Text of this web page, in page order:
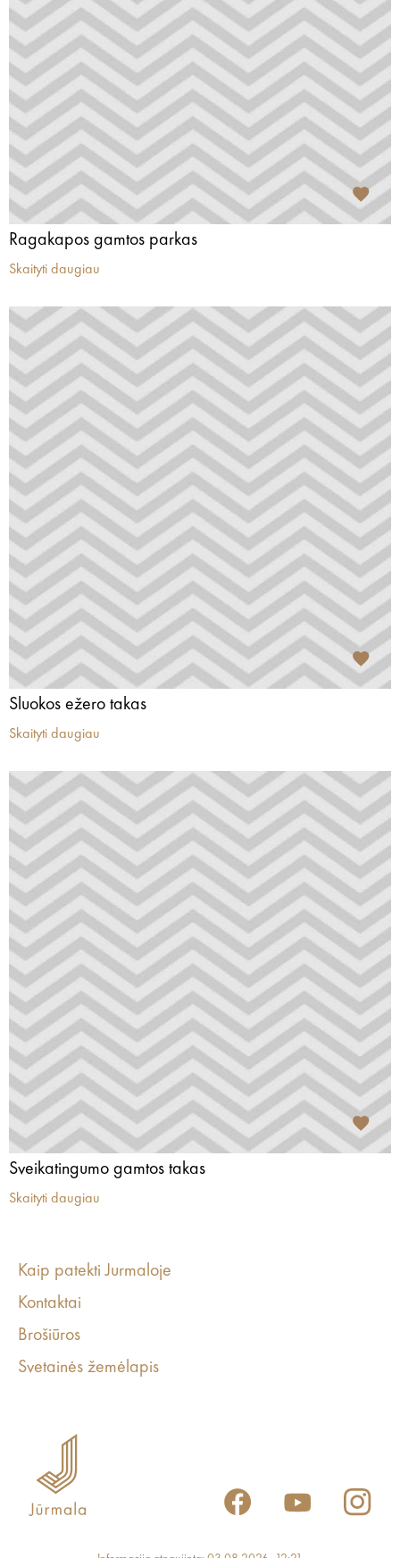
Ragakapos gamtos parkas
Skaityti daugiau
Sluokos ežero takas
Skaityti daugiau
Sveikatingumo gamtos takas
Skaityti daugiau
Kaip patekti Jurmaloje
Kontaktai
Brošiūros
Svetainės žemėlapis